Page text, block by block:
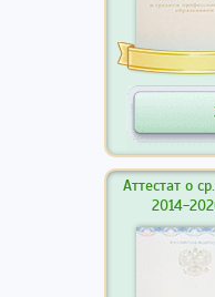
Аттестат о
2014-